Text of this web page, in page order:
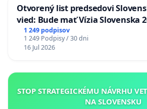
Otvorený list predsedovi
vied: Bude mať Vízia Slovenska
chrbticu?
1 249 podpisov
1 249 Podpisy / 30 dni
16 Jul 2026
STOP STRATEGICKÉMU NÁVRHU
NA SLOVENSKU